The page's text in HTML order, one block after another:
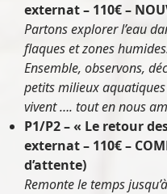
externat – 110€–
Partons explorer l’eau
flaques et zones
Ensemble, observons,
petits milieux
vivent …. tout en nous
P1/P2 – « Le retour
externat – 110€–
d’attente)
Remonte le temps